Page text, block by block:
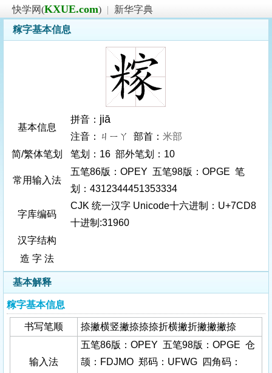
快学网(KXUE.com) |
新华字典
糘字基本信息
基本信息
拼音： jiā
注音：ㄐㄧㄚ 部首： 米部
简/繁体笔划
笔划：16 部外笔划：10
常用输入法
五笔86版：OPEY 五笔98版：OPGE 笔
划：4312344451353334
字库编码
CJK 统一汉字 Unicode十六进制：U+7CD8
十进制:31960
汉字结构
造 字 法
基本解释
糘字基本信息
书写笔顺 捺撇横竖撇捺捺捺折横撇折撇撇撇捺
输入法
五笔86版：OPEY 五笔98版：OPGE 仓
颉：FDJMO 郑码：UFWG 四角码：